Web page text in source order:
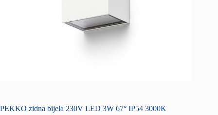
PEKKO zidna bijela 230V LED 3W 67° IP54 3000K